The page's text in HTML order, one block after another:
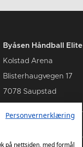
Byåsen Håndball Elite
Kolstad Arena
Blisterhaugvegen 17
7078 Saupstad
Kommende
Personvernerklæring
på nettsiden, med formål